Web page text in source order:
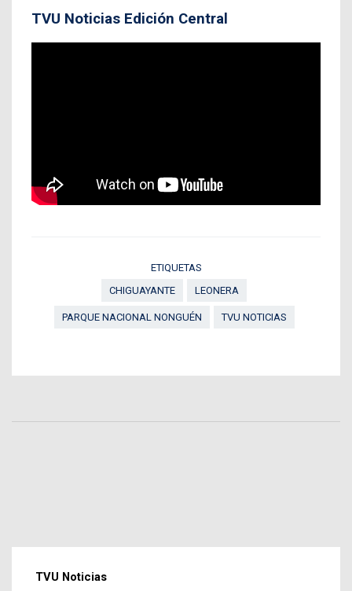
TVU Noticias Edición Central
ETIQUETAS
CHIGUAYANTE
LEONERA
PARQUE NACIONAL NONGUÉN TVU NOTICIAS
TVU Noticias